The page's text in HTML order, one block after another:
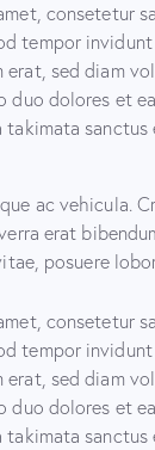
consetetur
tempor
erat, sed diam
duo dolores et
takimata sanctus
ac vehicula.
erat
posuere
consetetur
tempor
erat, sed diam
duo dolores et
takimata sanctus